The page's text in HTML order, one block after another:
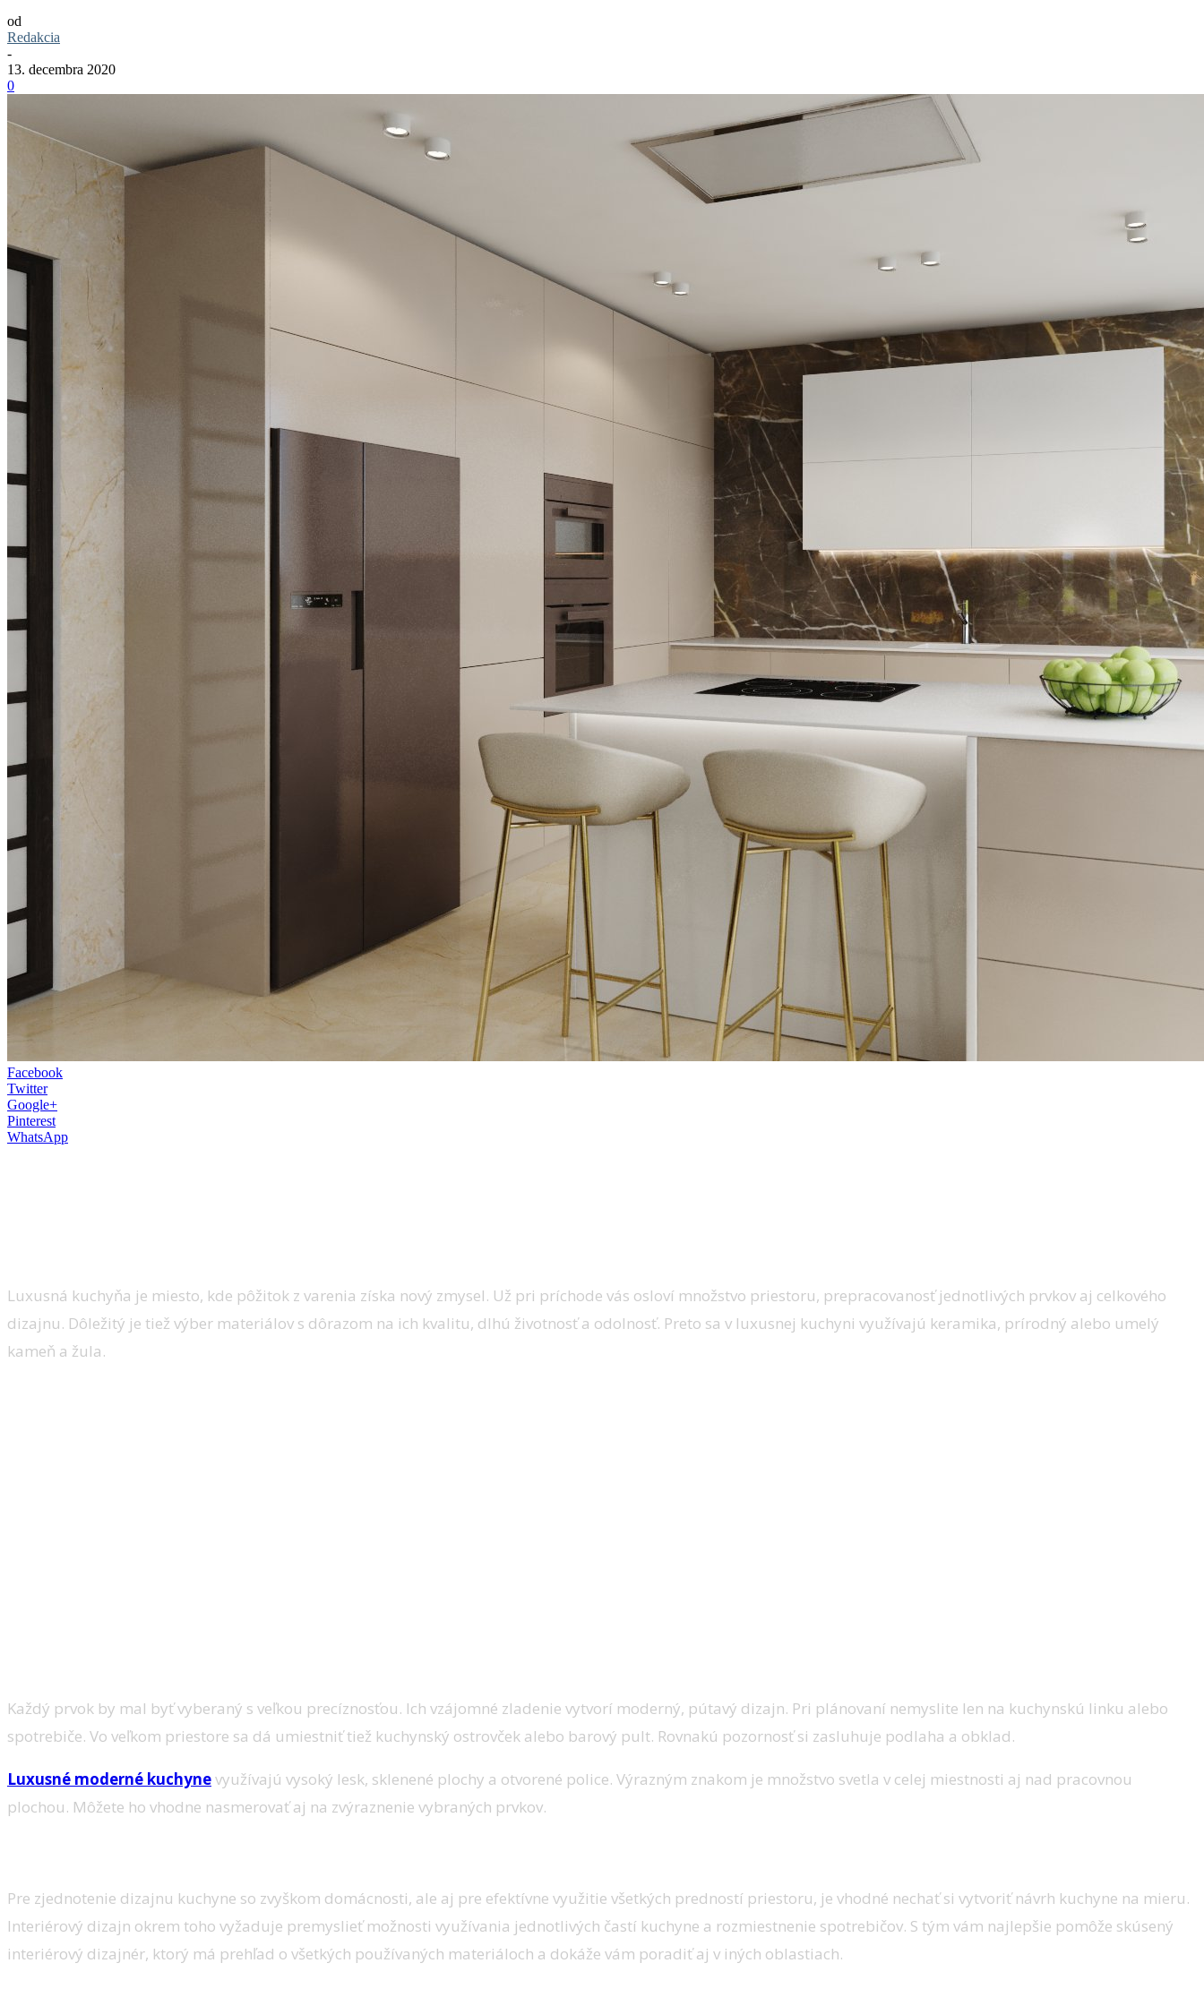
od
Redakcia
-
13. decembra 2020
0
Facebook
Twitter
Google+
Pinterest
WhatsApp
Luxusná kuchyňa je miesto, kde pôžitok z varenia získa nový zmysel. Už pri príchode vás osloví množstvo priestoru, prepracovanosť jednotlivých prvkov aj celkového
dizajnu. Dôležitý je tiež výber materiálov s dôrazom na ich kvalitu, dlhú životnosť a odolnosť. Preto sa v luxusnej kuchyni využívajú keramika, prírodný alebo umelý
kameň a žula.
Každý prvok by mal byť vyberaný s veľkou precíznosťou. Ich vzájomné zladenie vytvorí moderný, pútavý dizajn. Pri plánovaní nemyslite len na kuchynskú linku alebo
spotrebiče. Vo veľkom priestore sa dá umiestniť tiež kuchynský ostrovček alebo barový pult. Rovnakú pozornosť si zasluhuje podlaha a obklad.
Luxusné moderné kuchynevyužívajú vysoký lesk, sklenené plochy a otvorené police. Výrazným znakom je množstvo svetla v celej miestnosti aj nad pracovnou
plochou. Môžete ho vhodne nasmerovať aj na zvýraznenie vybraných prvkov.
Pre zjednotenie dizajnu kuchyne so zvyškom domácnosti, ale aj pre efektívne využitie všetkých predností priestoru, je vhodné nechať si vytvoriť návrh kuchyne na mieru.
Interiérový dizajn okrem toho vyžaduje premyslieť možnosti využívania jednotlivých častí kuchyne a rozmiestnenie spotrebičov. S tým vám najlepšie pomôže skúsený
interiérový dizajnér, ktorý má prehľad o všetkých používaných materiáloch a dokáže vám poradiť aj v iných oblastiach.